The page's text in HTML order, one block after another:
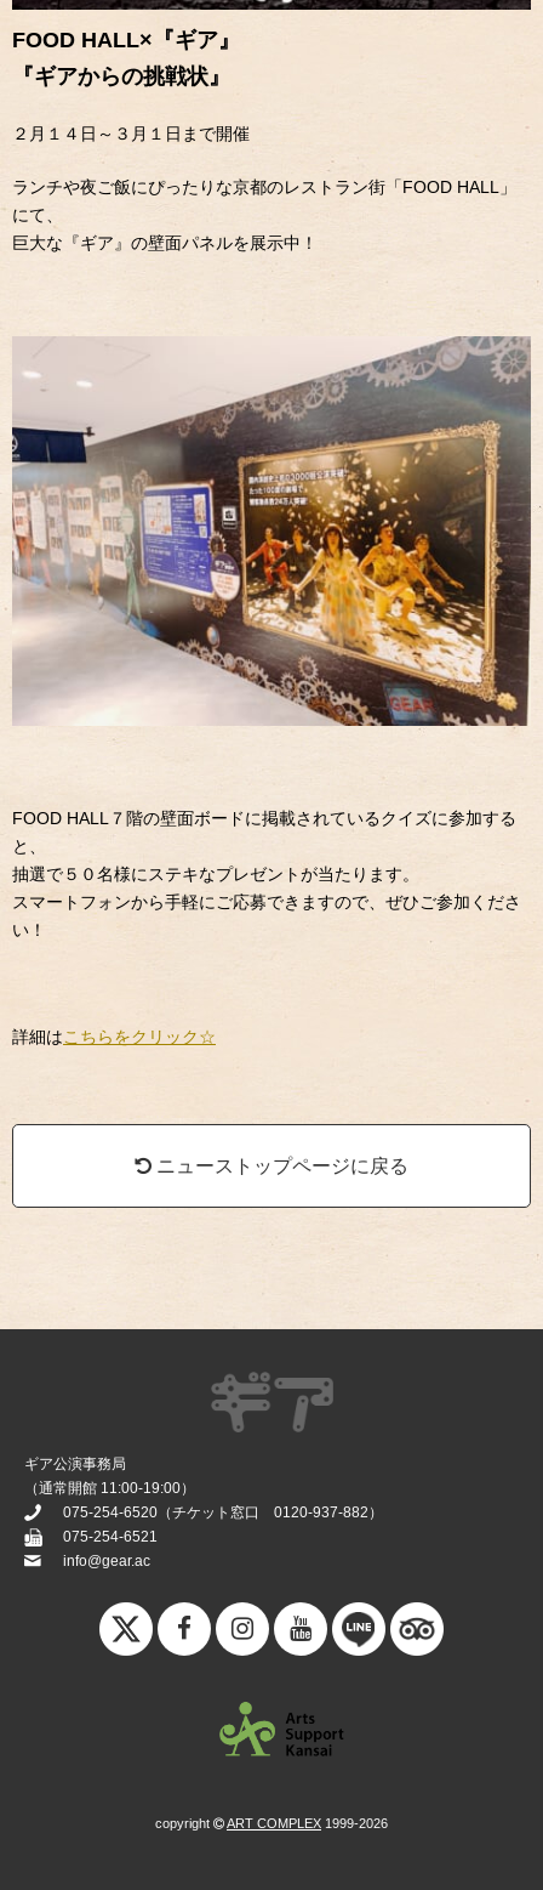
FOOD HALL×『ギア』
『ギアからの挑戦状』
２月１４日～３月１日まで開催
ランチや夜ご飯にぴったりな京都のレストラン街「FOOD HALL」
にて、
巨大な『ギア』の壁面パネルを展示中！
FOOD HALL７階の壁面ボードに掲載されているクイズに参加する
と、
抽選で５０名様にステキなプレゼントが当たります。
スマートフォンから手軽にご応募できますので、ぜひご参加くださ
い！
詳細はこちらをクリック☆
ニューストップページに戻る
ギア公演事務局
（通常開館 11:00-19:00）
075-254-6520 （チケット窓口 0120-937-882 ）
075-254-6521
info@gear.ac
copyright ART COMPLEX 1999-2026